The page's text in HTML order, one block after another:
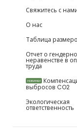
Свяжитесь с
О нас
Таблица
Отчет о
неравенстве в
труда
НОВИНКИ
выбросов CO2
Экологическая
ответственность